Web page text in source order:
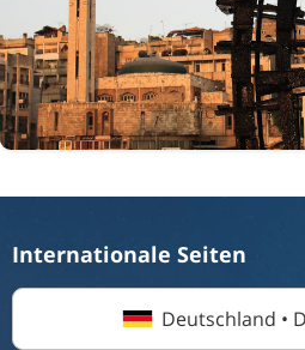
Internationale Seiten
Deutschland •